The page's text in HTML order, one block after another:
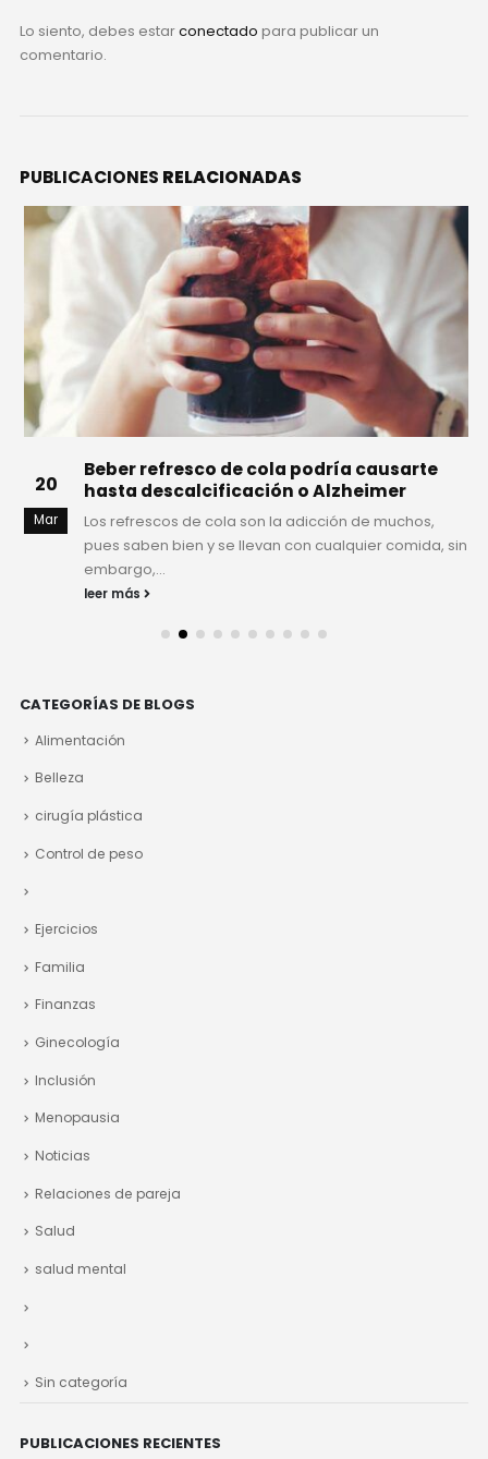
Lo siento, debes estarconectado para publicar un
comentario.
PUBLICACIONES RELACIONADAS
20
Mar
Beber refresco de cola podría causarte
hasta descalcificación o Alzheimer
Los refrescos de cola son la adicción de muchos,
pues saben bien y se llevan con cualquier comida, sin
embargo,...
leer más
CATEGORÍAS DE BLOGS
Alimentación
Belleza
cirugía plástica
Control de peso
Ejercicios
Familia
Finanzas
Ginecología
Inclusión
Menopausia
Noticias
Relaciones de pareja
Salud
salud mental
Sin categoría
PUBLICACIONES RECIENTES